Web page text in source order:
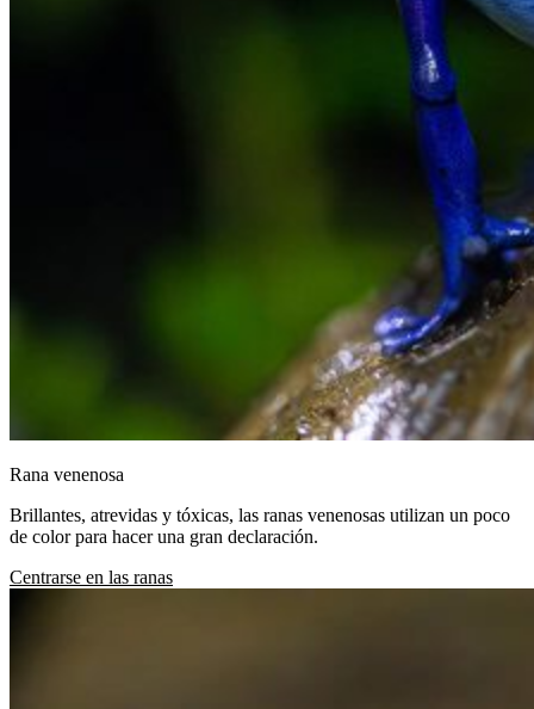
Rana venenosa
Brillantes, atrevidas y tóxicas, las ranas venenosas utilizan un poco
de color para hacer una gran declaración.
Centrarse en las ranas